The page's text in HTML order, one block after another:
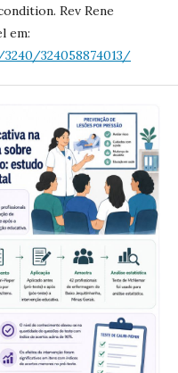
Rev Rene
em:
324058874013/